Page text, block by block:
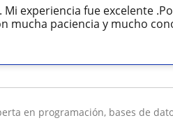
Mi experiencia fue excelente
mucha paciencia y mucho
en programación, bases de